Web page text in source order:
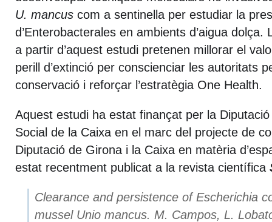
U. mancus com a sentinella per estudiar la
d’Enterobacterales en ambients d’aigua dolça.
a partir d’aquest estudi pretenen millorar el
perill d’extinció per conscienciar les autoritats
conservació i reforçar l’estratègia One Health.
Aquest estudi ha estat finançat per la Diputació
Social de la Caixa en el marc del projecte de
Diputació de Girona i la Caixa en matèria
estat recentment publicat a la revista científica
Clearance and persistence of Escherichia
mussel Unio mancus. M. Campos, L.